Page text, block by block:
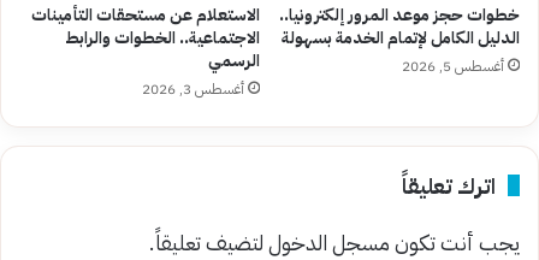
خطوات حجز موعد المرور إلكترونيا..
الدليل الكامل لإتمام الخدمة بسهولة
أغسطس 5, 2026
الاستعلام عن مستحقات التأمينات
الاجتماعية.. الخطوات والرابط
الرسمي
أغسطس 3, 2026
اترك تعليقاً
يجب أنت تكونمسجل الدخوللتضيف تعليقاً.